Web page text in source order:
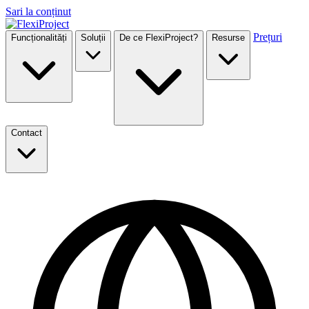
Sari la conținut
Funcționalități Soluții De ce FlexiProject? Resurse Prețuri
Contact